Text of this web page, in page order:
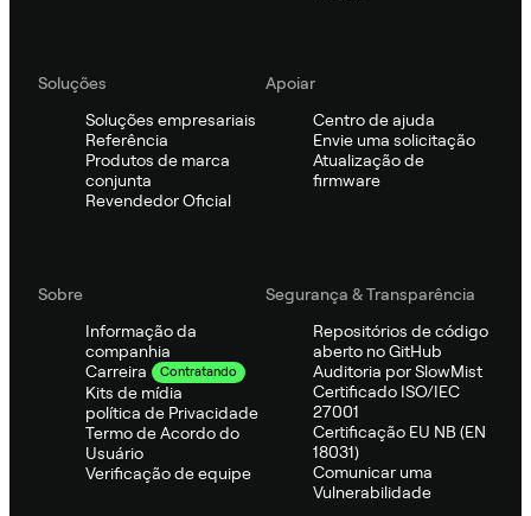
Soluções
Soluções empresariais
Referência
Produtos de marca
conjunta
Revendedor Oficial
Apoiar
Centro de ajuda
Envie uma solicitação
Atualização de
firmware
Sobre
Informação da
companhia
Carreira
Contratando
Kits de mídia
política de Privacidade
Termo de Acordo do
Usuário
Verificação de equipe
Segurança & Transparência
Repositórios de código
aberto no GitHub
Auditoria por SlowMist
Certificado ISO/IEC
27001
Certificação EU NB (EN
18031)
Comunicar uma
Vulnerabilidade